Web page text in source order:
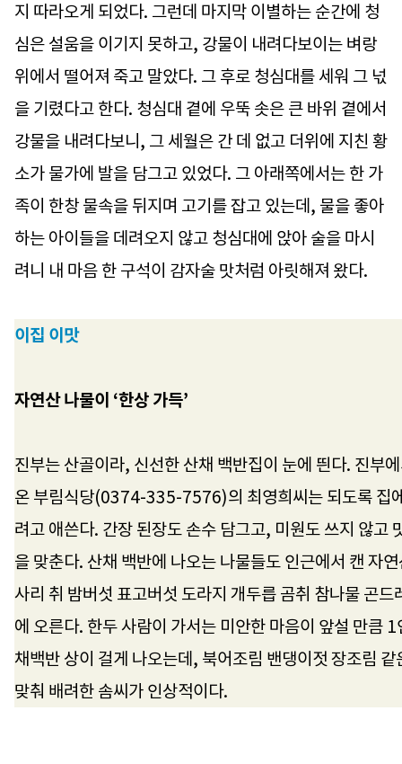
지 따라오게 되었다. 그런데 마지막 이별하는 순간에 청
심은 설움을 이기지 못하고, 강물이 내려다보이는 벼랑
위에서 떨어져 죽고 말았다. 그 후로 청심대를 세워 그 넋
을 기렸다고 한다. 청심대 곁에 우뚝 솟은 큰 바위 곁에서
강물을 내려다보니, 그 세월은 간 데 없고 더위에 지친 황
소가 물가에 발을 담그고 있었다. 그 아래쪽에서는 한 가
족이 한창 물속을 뒤지며 고기를 잡고 있는데, 물을 좋아
하는 아이들을 데려오지 않고 청심대에 앉아 술을 마시
려니 내 마음 한 구석이 감자술 맛처럼 아릿해져 왔다.
이집 이맛
자연산 나물이 ‘한상 가득’
진부는 산골이라, 신선한 산채 백반집이 눈에 띈다. 진부
온 부림식당(0374-335-7576)의 최영희씨는 되도록 집
려고 애쓴다. 간장 된장도 손수 담그고, 미원도 쓰지 않고
을 맞춘다. 산채 백반에 나오는 나물들도 인근에서 캔 자
사리 취 밤버섯 표고버섯 도라지 개두릅 곰취 참나물 곤드
에 오른다. 한두 사람이 가서는 미안한 마음이 앞설 만큼
채백반 상이 걸게 나오는데, 북어조림 밴댕이젓 장조림
맞춰 배려한 솜씨가 인상적이다.